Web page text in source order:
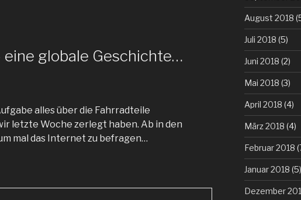
eine globale Geschichte…
alles über die Fahrradteile
letzte Woche zerlegt haben. Ab in den
mal das Internet zu befragen…
August 2018
Juli 2018 (5)
Juni 2018 (2)
Mai 2018 (3)
April 2018 (4)
März 2018 (4)
Februar 2018
Januar 2018 (5)
Dezember